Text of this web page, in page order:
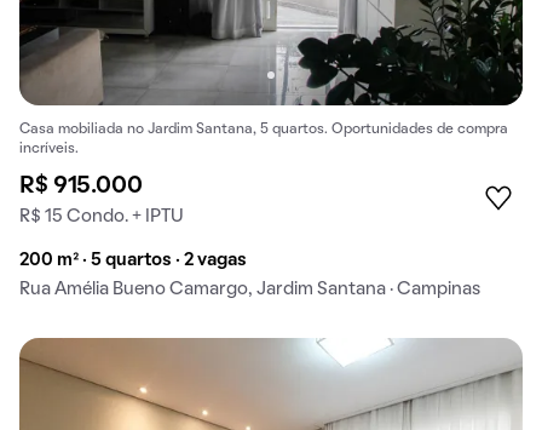
Casa mobiliada no Jardim Santana, 5 quartos. Oportunidades de compra
incríveis.
R$ 915.000
R$ 15 Condo. + IPTU
200 m² · 5 quartos · 2 vagas
Rua Amélia Bueno Camargo, Jardim Santana · Campinas